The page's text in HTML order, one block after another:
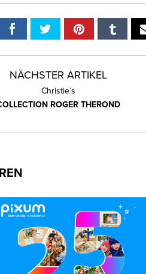
NÄCHSTER ARTIKEL
Christie’s
ROGER THEROND